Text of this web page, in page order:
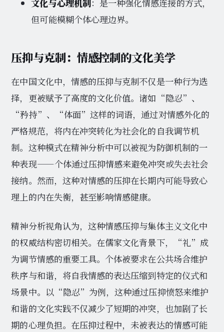
文化与心理机制：是一种强化情感连接的方式，
但可能模糊个体心理边界。
压抑与克制：情感控制的文化美学
在中国文化中，情感的压抑与克制不仅是一种行为选
择，更被赋予了高度的文化价值。诸如“隐忍”、
“矜持”、“体面”这样的词语，通过对情感外化的
严格规范，将内在冲突转化为社会化的自我调节机
制。这种模式在精神分析中可以被视为防御机制的一
种表现——个体通过压抑情感来避免冲突或失去社会
接纳。然而，这种对情感的压抑在长期内可能导致心
理上的内在失衡，甚至影响情感健康。
精神分析视角认为，这种情感压抑与集体主义文化中
的权威结构密切相关。在儒家文化背景下，“礼”成
为调节情感的重要工具。个体被要求在公共场合维护
秩序与和谐，将自我情感的表达压缩到特定的仪式和
场景中。以“隐忍”为例，这种通过压抑愤怒来维护
和谐的文化实践不仅减少了短期的冲突，也加剧了长
期的心理负担。在压抑过程中，未被表达的情感可能